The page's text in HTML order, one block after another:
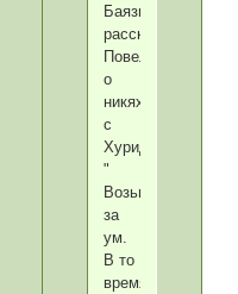
Баязида
рассказывать
Повелителю
о
никяхе
с
Хуриджихан.
"
Возьмитесь
за
ум.
В то
время,